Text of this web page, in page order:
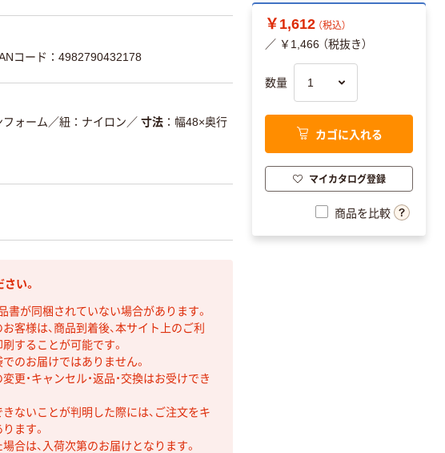
コード：4982790432178
ォーム／紐：ナイロン ／ 寸法
幅48×奥行
い。
書が同梱されていない場合があります。
客様は、商品到着後、本サイト上のご利
することが可能です。
のお届けではありません。
更・キャンセル・返品・交換はお受けでき
ないことが判明した際には、ご注文をキ
ます。
合は、入荷次第のお届けとなります。
￥1,612 （税込）
／ ￥1,466 （税抜き）
数量
カゴに入れる
マイカタログ登録
商品を比較